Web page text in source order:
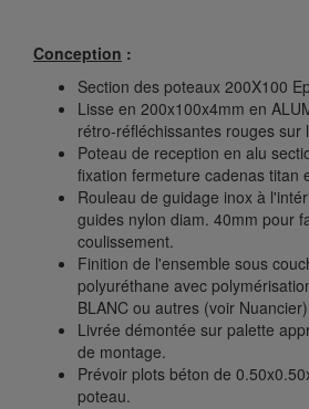
Conception :
Section des poteaux 200X100
Lisse en 200x100x4mm en
rétro-réfléchissantes rouges sur
Poteau de reception en alu
fixation fermeture cadenas titan
Rouleau de guidage inox à
guides nylon diam. 40mm pour
coulissement.
Finition de l'ensemble sous
polyuréthane avec
BLANC ou autres (voir Nuancier)
Livrée démontée sur palette
de montage.
Prévoir plots béton de
poteau.